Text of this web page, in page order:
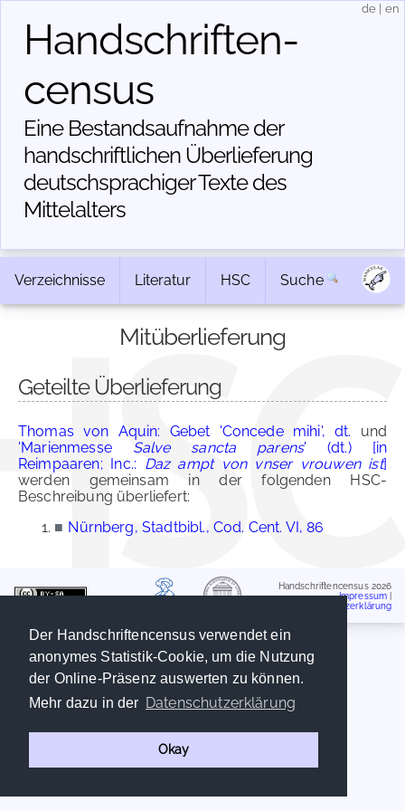
Der Handschriftencensus verwendet ein
anonymes Statistik-Cookie, um die Nutzung
der Online-Präsenz auswerten zu können.
Mehr dazu in der Datenschutzerklärung
Okay
Handschriften­
census
Eine Bestandsaufnahme der
handschriftlichen Über­lieferung
deutschsprachiger Texte des
Mittelalters
de en
Verzeichnisse Literatur HSC Suche
Mitüberlieferung
Geteilte Überlieferung
Thomas von Aquin: Gebet 'Concede mihi', dt. und
'Marienmesse Salve sancta parens' (dt.) [in
Reimpaaren; Inc.: Daz ampt von vnser vrouwen ist]
werden gemeinsam in der folgenden HSC-
Beschreibung überliefert:
■ Nürnberg, Stadtbibl., Cod. Cent. VI, 86
Handschriftencensus 2026
Impressum
Datenschutzerklärung